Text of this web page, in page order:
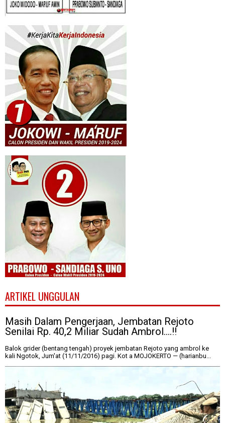
ARTIKEL UNGGULAN
Masih Dalam Pengerjaan, Jembatan Rejoto
Senilai Rp. 40,2 Miliar Sudah Ambrol....!!
Balok grider (bentang tengah) proyek jembatan Rejoto yang ambrol ke
kali Ngotok, Jum'at (11/11/2016) pagi. Kot a MOJOKERTO — (harianbu...